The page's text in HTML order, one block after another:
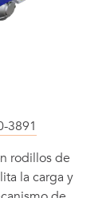
3891
rodillos de
la carga y